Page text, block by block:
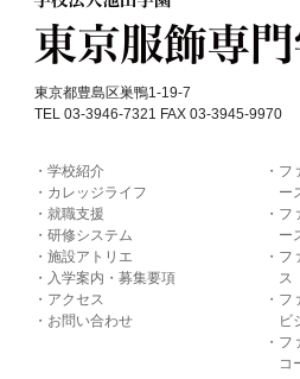
東京都豊島区巣鴨1-19-7
TEL 03-3946-7321 FAX 03-3945-9970
学校紹介
カレッジライフ
就職支援
研修システム
施設アトリエ
入学案内・募集要項
アクセス
お問い合わせ
フ
ー
フ
ー
フ
ス
フ
ビ
フ
コ